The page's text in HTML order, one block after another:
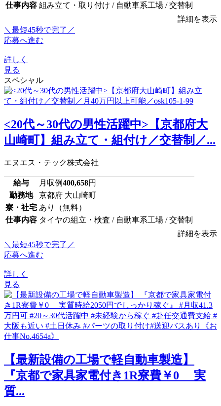
仕事内容 組み立て・取り付け / 自動車系工場 / 交替制
詳細を表示
＼最短45秒で完了／
応募へ進む
詳しく
見る
スペシャル
<20代～30代の男性活躍中>【京都府大
山崎町】組み立て・組付け／交替制／...
エヌエス・テック株式会社
給与 月収例400,658円
勤務地
京都府 大山崎町
寮・社宅 あり（無料）
仕事内容 タイヤの組立・検査 / 自動車系工場 / 交替制
詳細を表示
＼最短45秒で完了／
応募へ進む
詳しく
見る
【最新設備の工場で軽自動車製造】
『京都で家具家電付き1R寮費￥0 実
質...